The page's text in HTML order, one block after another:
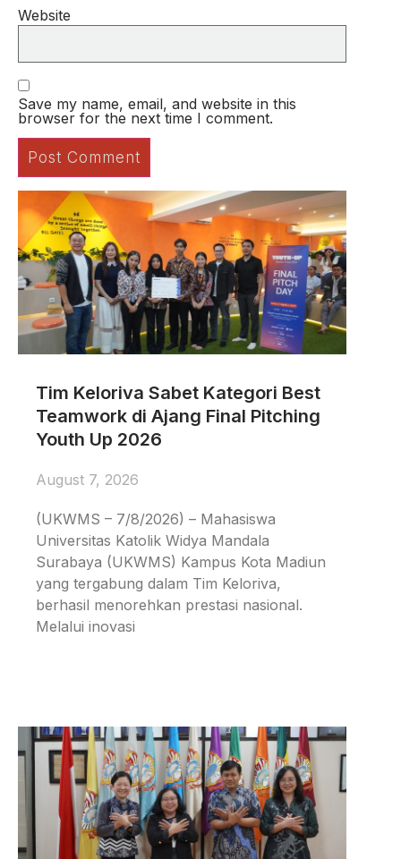
Website
Save my name, email, and website in this
browser for the next time I comment.
Tim Keloriva Sabet Kategori Best
Teamwork di Ajang Final Pitching
Youth Up 2026
August 7, 2026
(UKWMS – 7/8/2026) – Mahasiswa
Universitas Katolik Widya Mandala
Surabaya (UKWMS) Kampus Kota Madiun
yang tergabung dalam Tim Keloriva,
berhasil menorehkan prestasi nasional.
Melalui inovasi